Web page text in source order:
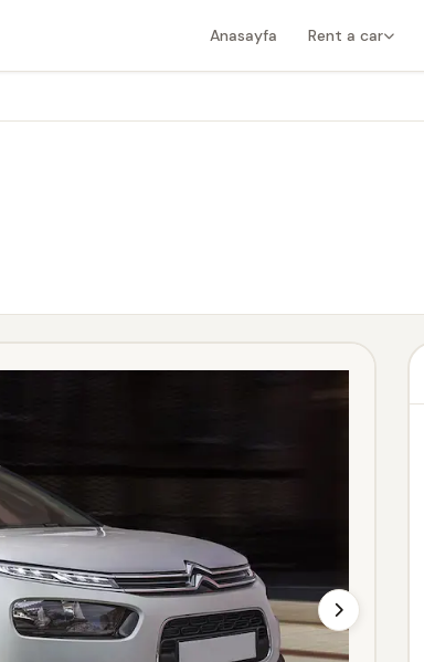
Anasayfa Rent a car